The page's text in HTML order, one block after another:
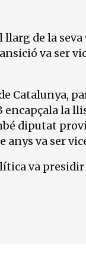
de la
va ser
Catalunya,
la
diputat
anys va ser
va presidir